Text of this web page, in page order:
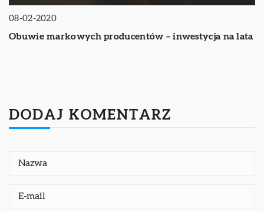
08-02-2020
Obuwie markowych producentów – inwestycja na lata
DODAJ KOMENTARZ